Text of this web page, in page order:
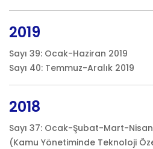
2019
Sayı 39: Ocak-Haziran 2019
Sayı 40: Temmuz-Aralık 2019
2018
Sayı 37: Ocak-Şubat-Mart-
(Kamu Yönetiminde Teknoloji